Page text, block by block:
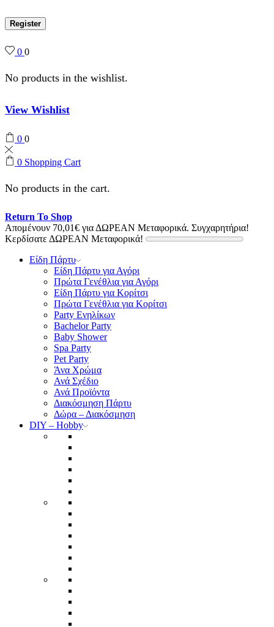
Register
0 0
No products in the wishlist.
View Wishlist
0 0
0 Shopping Cart
No products in the cart.
Return To Shop
Απομένουν 70,01€ για ΔΩΡΕΑΝ Μεταφορικά. Συγχαρητήρια!
Κερδίσατε ΔΩΡΕΑΝ Μεταφορικά!
Είδη Πάρτυ
Είδη Πάρτυ για Αγόρι
Πρώτα Γενέθλια για Αγόρι
Είδη Πάρτυ για Κορίτσι
Πρώτα Γενέθλια για Κορίτσι
Party Ενηλίκων
Bachelor Party
Baby Shower
Spa Party
Pet Party
Άνα Χρώμα
Ανά Σχέδιο
Ανά Προϊόντα
Διακόσμηση Πάρτυ
Δώρα – Διακόσμηση
DIY – Hobby